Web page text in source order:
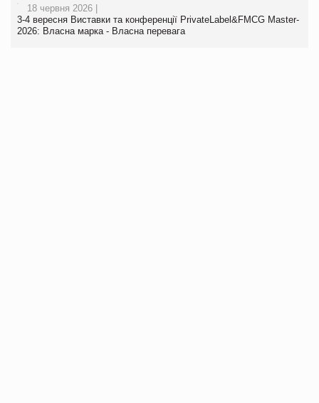
18 червня 2026 |
3-4 вересня Виставки та конференції PrivateLabel&FMCG Master-
2026: Власна марка - Власна перевага